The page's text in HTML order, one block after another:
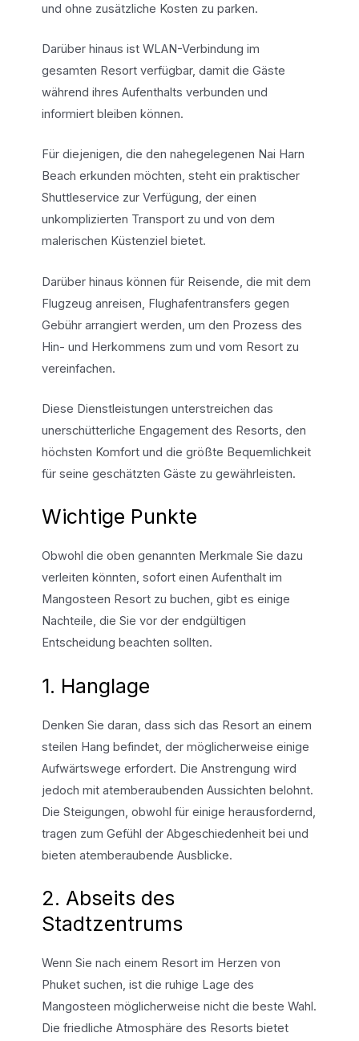
und ohne zusätzliche Kosten zu parken.
Darüber hinaus ist WLAN-Verbindung im
gesamten Resort verfügbar, damit die Gäste
während ihres Aufenthalts verbunden und
informiert bleiben können.
Für diejenigen, die den nahegelegenen Nai Harn
Beach erkunden möchten, steht ein praktischer
Shuttleservice zur Verfügung, der einen
unkomplizierten Transport zu und von dem
malerischen Küstenziel bietet.
Darüber hinaus können für Reisende, die mit dem
Flugzeug anreisen, Flughafentransfers gegen
Gebühr arrangiert werden, um den Prozess des
Hin- und Herkommens zum und vom Resort zu
vereinfachen.
Diese Dienstleistungen unterstreichen das
unerschütterliche Engagement des Resorts, den
höchsten Komfort und die größte Bequemlichkeit
für seine geschätzten Gäste zu gewährleisten.
Wichtige Punkte
Obwohl die oben genannten Merkmale Sie dazu
verleiten könnten, sofort einen Aufenthalt im
Mangosteen Resort zu buchen, gibt es einige
Nachteile, die Sie vor der endgültigen
Entscheidung beachten sollten.
1. Hanglage
Denken Sie daran, dass sich das Resort an einem
steilen Hang befindet, der möglicherweise einige
Aufwärtswege erfordert. Die Anstrengung wird
jedoch mit atemberaubenden Aussichten belohnt.
Die Steigungen, obwohl für einige herausfordernd,
tragen zum Gefühl der Abgeschiedenheit bei und
bieten atemberaubende Ausblicke.
2. Abseits des
Stadtzentrums
Wenn Sie nach einem Resort im Herzen von
Phuket suchen, ist die ruhige Lage des
Mangosteen möglicherweise nicht die beste Wahl.
Die friedliche Atmosphäre des Resorts bietet